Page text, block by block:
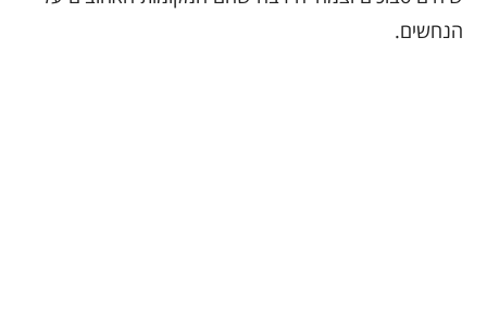
הנחשים.